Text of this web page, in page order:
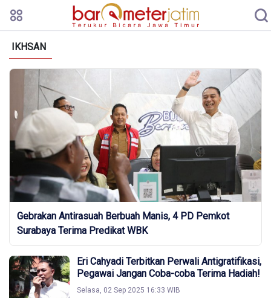
IKHSAN
Gebrakan Antirasuah Berbuah Manis, 4 PD Pemkot
Surabaya Terima Predikat WBK
Eri Cahyadi Terbitkan Perwali Antigratifikasi,
Pegawai Jangan Coba-coba Terima Hadiah!
Selasa, 02 Sep 2025 16:33 WIB